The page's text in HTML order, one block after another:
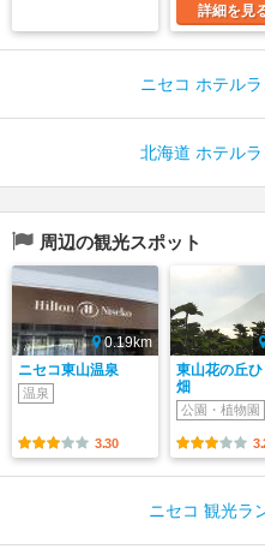
詳細を見
ニセコ ホテル
北海道 ホテル
周辺の観光スポット
0.19km
ニセコ東山温泉
温泉
3.30
東山花の丘ひ
畑
公園・植物園
ニセコ 観光ラ